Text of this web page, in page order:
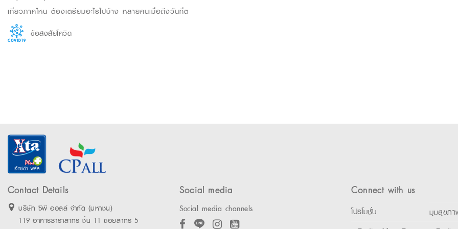
เที่ยวภาคไหน ต้องเตรียมอะไรไปบ้าง หลายคนเมื่อถึงวันที่ต
ข้อสงสัยโควิด
Contact Details
บริษัท ซีพี ออลล์ จำกัด (มหาชน)
119 อาคารธาราสาทร ชั้น 11 ซอยสาทร 5
Social media
Social media channels
Connect with us
โปรโมชั่น
มุมสุขภ